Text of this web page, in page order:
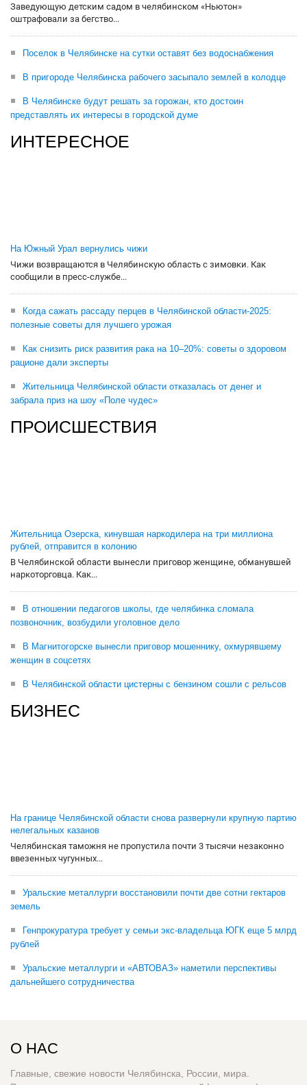
Заведующую детским садом в челябинском «Ньютон»
оштрафовали за бегство...
Поселок в Челябинске на сутки оставят без водоснабжения
В пригороде Челябинска рабочего засыпало землей в колодце
В Челябинске будут решать за горожан, кто достоин
представлять их интересы в городской думе
ИНТЕРЕСНОЕ
На Южный Урал вернулись чижи
Чижи возвращаются в Челябинскую область с зимовки. Как
сообщили в пресс-службе...
Когда сажать рассаду перцев в Челябинской области-2025:
полезные советы для лучшего урожая
Как снизить риск развития рака на 10–20%: советы о здоровом
рационе дали эксперты
Жительница Челябинской области отказалась от денег и
забрала приз на шоу «Поле чудес»
ПРОИСШЕСТВИЯ
Жительница Озерска, кинувшая наркодилера на три миллиона
рублей, отправится в колонию
В Челябинской области вынесли приговор женщине, обманувшей
наркоторговца. Как...
В отношении педагогов школы, где челябинка сломала
позвоночник, возбудили уголовное дело
В Магнитогорске вынесли приговор мошеннику, охмурявшему
женщин в соцсетях
В Челябинской области цистерны с бензином сошли с рельсов
БИЗНЕС
На границе Челябинской области снова развернули крупную партию
нелегальных казанов
Челябинская таможня не пропустила почти 3 тысячи незаконно
ввезенных чугунных...
Уральские металлурги восстановили почти две сотни гектаров
земель
Генпрокуратура требует у семьи экс-владельца ЮГК еще 5 млрд
рублей
Уральские металлурги и «АВТОВАЗ» наметили перспективы
дальнейшего сотрудничества
О НАС
Главные, свежие новости Челябинска, России, мира.